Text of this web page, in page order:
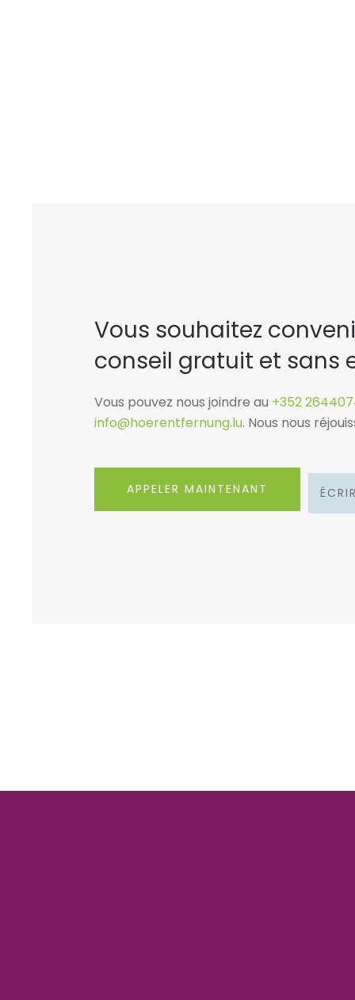
Vous souhaitez
conseil gratuit et sans
Vous pouvez nous joindre au +352
info@hoerentfernung.lu. Nous nous
APPELER MAINTENANT